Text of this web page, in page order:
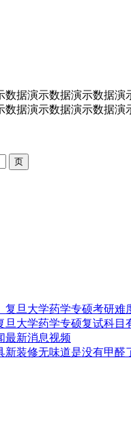
据演示数据演示数据
据演示数据演示数据
复旦大学药学专硕考研难
旦大学药学专硕复试科目
最新消息视频
装修无味道是没有甲醛